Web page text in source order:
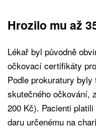
Hrozilo mu až
Lékař byl původně
očkovací certifikáty
Podle prokuratury
skutečného očkování,
200 Kč). Pacienti
daru určenému na